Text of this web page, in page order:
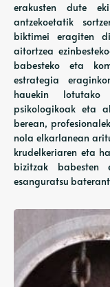
erakusten dute
antzekoetatik
biktimei eragiten
aitortzea
babesteko eta
estrategia
hauekin lotutako
psikologikoak eta
berean,
nola elkarlanean
krudelkeriaren eta
bizitzak babesten
esanguratsu